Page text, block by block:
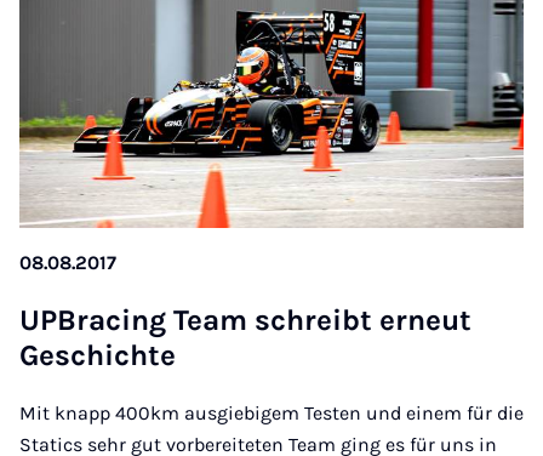
08.08.2017
UP­Bra­cing Team schreibt erneut
Geschichte
Mit knapp 400km ausgiebigem Testen und einem für die
Statics sehr gut vorbereiteten Team ging es für uns in